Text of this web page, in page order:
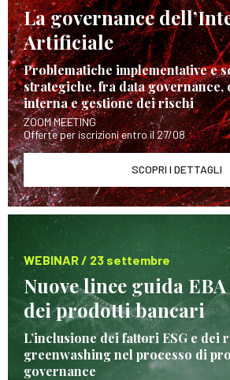
La governance
Artificiale
Problematiche implementative e
strategiche, fra data governance,
interna e gestione dei rischi
ZOOM MEETING
Offerte per iscrizioni entro il 27/08
SCOPRI I DETTAGLI
WEBINAR / 23 settembre
Nuove linee guida
dei prodotti bancari
L’inclusione dei fattori ESG e dei
greenwashing nel processo di
governance